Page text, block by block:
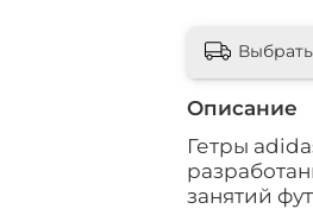
Описание
Гетры
занятий
Выбрать